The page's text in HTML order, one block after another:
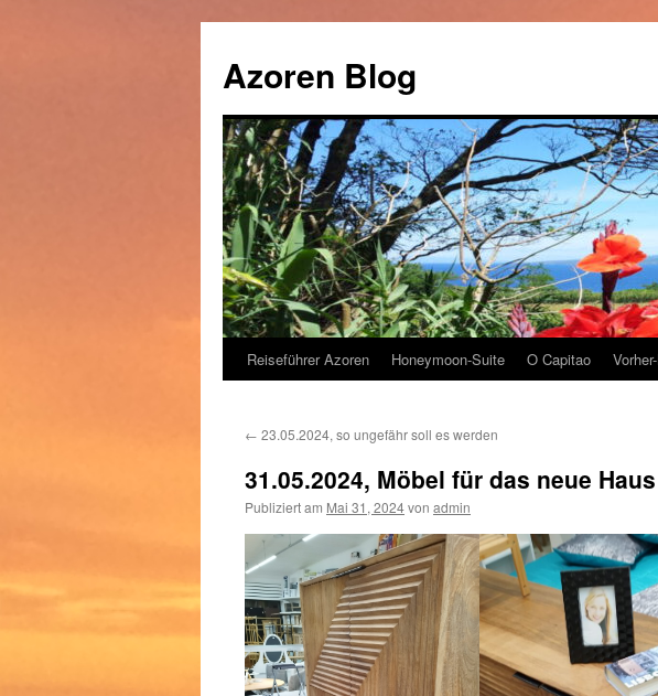
springen
Azoren Blog
Reiseführer Azoren Honeymoon-Suite O Capitao
← 23.05.2024, so ungefähr soll es werden
31.05.2024, Möbel für das neue Haus
Publiziert am Mai 31, 2024von admin